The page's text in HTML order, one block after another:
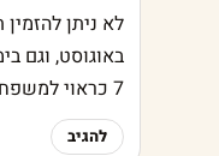
לא ניתן להזמין
7 כראוי למשפחות
להגיב